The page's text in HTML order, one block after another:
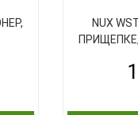
NUX
ПРИЩЕПКЕ,